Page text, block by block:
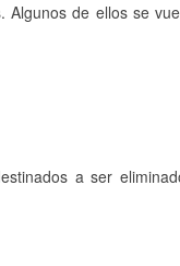
de ellos se
a ser